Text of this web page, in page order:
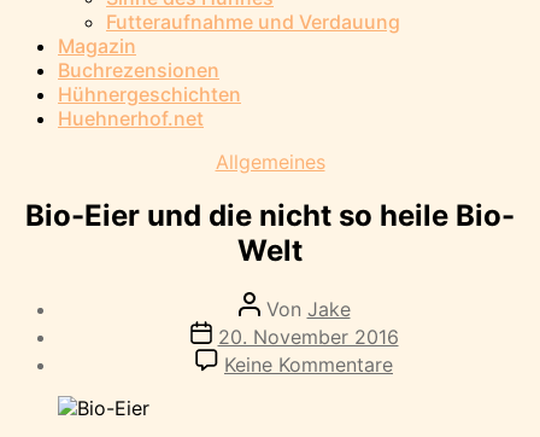
Futteraufnahme und Verdauung
Magazin
Buchrezensionen
Hühnergeschichten
Huehnerhof.net
Kategorien
Allgemeines
Bio-Eier und die nicht so heile Bio-
Welt
Beitragsautor
Von Jake
Veröffentlichungsdatum
20. November 2016
Keine Kommentarezu